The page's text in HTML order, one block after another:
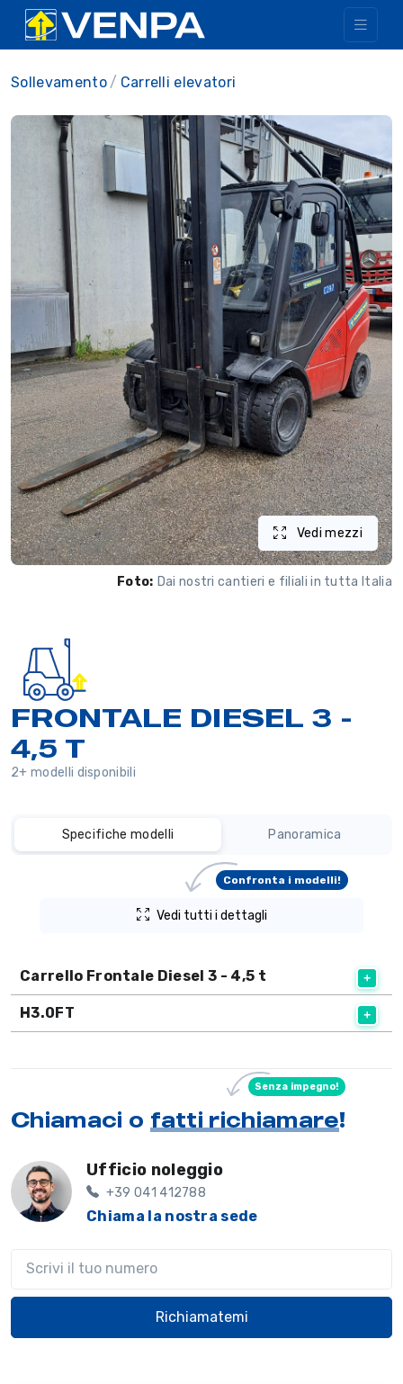
Sollevamento Carrelli elevatori
Vedi mezzi
Foto: Dai nostri cantieri e filiali in tutta Italia
FRONTALE DIESEL 3 -
4,5 T
2+ modelli disponibili
Specifiche modelli Panoramica
Vedi tutti i dettagli
Confronta i modelli!
Carrello Frontale Diesel 3 - 4,5 t
H3.0FT
Chiamaci o fatti richiamare!
Senza impegno!
Ufficio noleggio
+39 041 412788
Chiama la nostra sede
Richiamatemi